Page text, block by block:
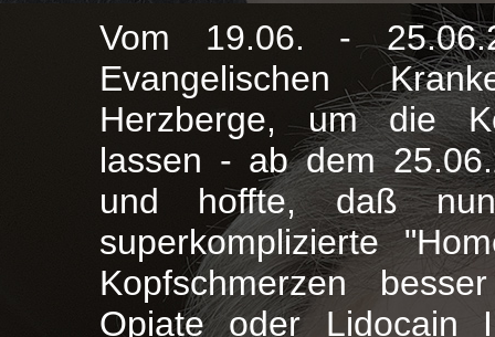
Vom 19.06. -
Evangelischen
Herzberge, um die
lassen - ab dem
und hoffte, daß
superkomplizierte
Kopfschmerzen
Opiate oder Lidocain